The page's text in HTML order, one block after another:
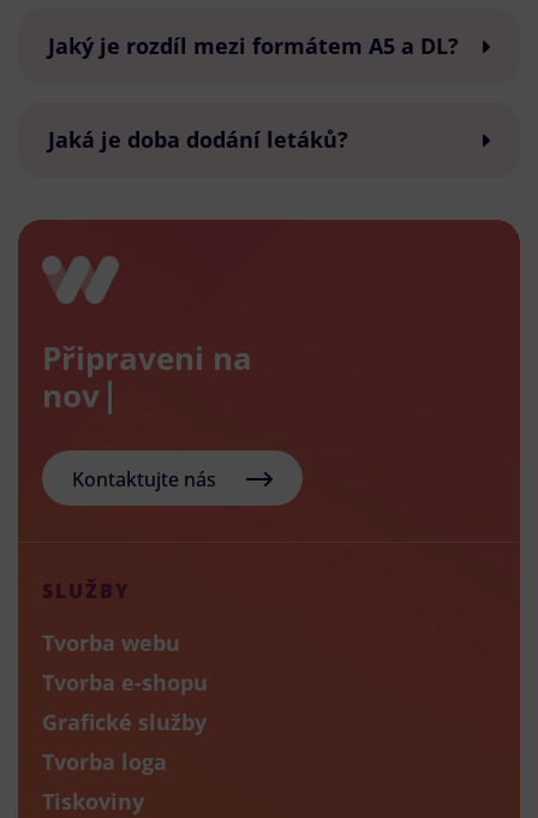
Jaký je rozdíl mezi formátem A5 a DL?
Jaká je doba dodání letáků?
Připraveni na
nový e-sho
Kontaktujte nás
SLUŽBY
Tvorba webu
Tvorba e-shopu
Grafické služby
Tvorba loga
Tiskoviny